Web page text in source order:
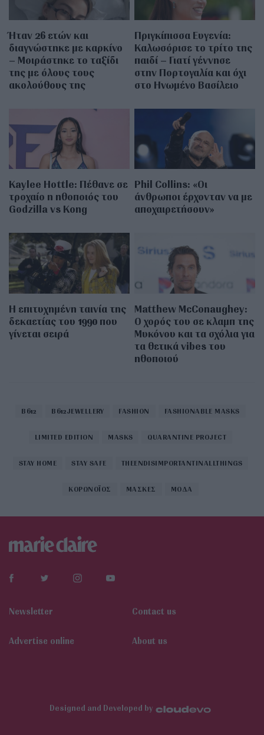
Ήταν 26 ετών και
διαγνώστηκε με καρκίνο
– Μοιράστηκε το ταξίδι
της με όλους τους
ακολούθους της
Πριγκίπισσα Ευγενία:
Καλωσόρισε το τρίτο της
παιδί – Γιατί γέννησε
στην Πορτογαλία και όχι
στο Ηνωμένο Βασίλειο
Kaylee Hottle: Πέθανε σε
τροχαίο η ηθοποιός του
Godzilla vs Kong
Phil Collins: «Οι
άνθρωποι έρχονταν να με
αποχαιρετήσουν»
Η επιτυχημένη ταινία της
δεκαετίας του 1990 που
γίνεται σειρά
Matthew McConaughey:
Ο χορός του σε κλαμπ της
Μυκόνου και τα σχόλια για
τα θετικά vibes του
ηθοποιού
B612 B612JEWELLERY FASHION FASHIONABLE MASKS
LIMITED EDITION MASKS QUARANTINE PROJECT
STAY HOME STAY SAFE THEENDISIMPORTANTINALLTHINGS
ΚΟΡΩΝΟΪΟΣ ΜΑΣΚΕΣ ΜΟΔΑ
Newsletter Contact us
Αdvertise online About us
Designed and Developed by